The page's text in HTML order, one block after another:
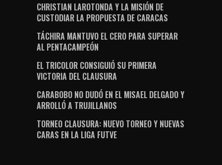
CHRISTIAN LAROTONDA Y LA MISIÓN DE
CUSTODIAR LA PROPUESTA DE CARACAS
TÁCHIRA MANTUVO EL CERO PARA SUPERAR
AL PENTACAMPEÓN
EL TRICOLOR CONSIGUIÓ SU PRIMERA
VICTORIA DEL CLAUSURA
CARABOBO NO DUDÓ EN EL MISAEL DELGADO Y
ARROLLÓ A TRUJILLANOS
TORNEO CLAUSURA: NUEVO TORNEO Y NUEVAS
CARAS EN LA LIGA FUTVE